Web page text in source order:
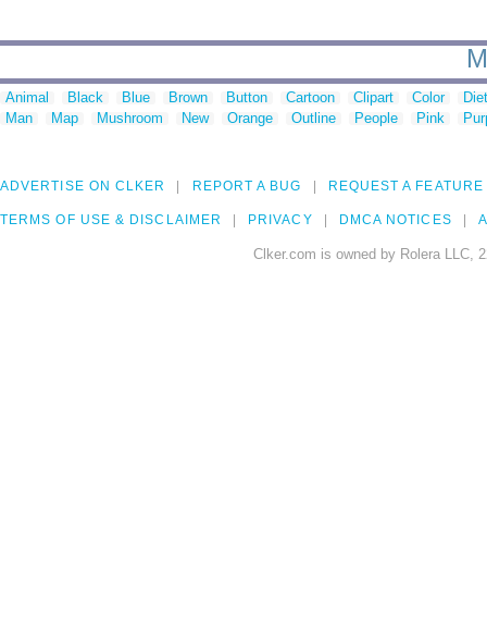
Animal Black Blue Brown Button Cartoon Clipart Color
Man
Map Mushroom New Orange Outline People Pink
ADVERTISE ON CLKER REPORT A BUG REQUEST A FEATURE
TERMS OF USE & DISCLAIMER PRIVACY DMCA NOTICES
Clker.com is owned by Rolera LLC,